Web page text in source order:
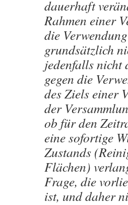
dauerhaft
Rahmen einer
die
grundsätzlich
jedenfalls nicht
gegen die
des Ziels einer
der
ob für den
eine sofortige
Zustands
Flächen)
Frage, die
ist, und daher